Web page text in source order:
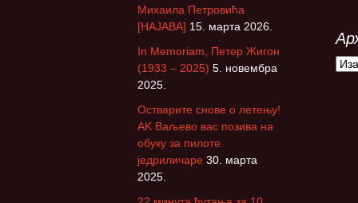
Михаила Петровића
[НАЈАВА] 15. марта 2026.
In Memoriam, Петер Жигон
(1933 – 2025) 5. новембра
2025.
Остварите снове о летењу!
АK Ваљево вас позива на
обуку за пилоте
једриличаре 30. марта
2025.
а
А